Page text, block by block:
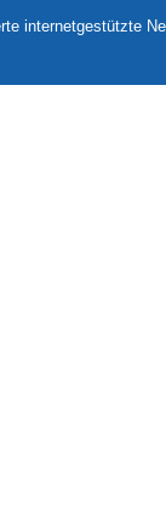
internetgestützte